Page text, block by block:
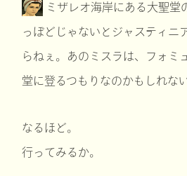
ミザレオ海岸にある大聖堂
っぽどじゃないとジャスティニ
らねぇ。あのミスラは、フォミ
堂に登るつもりなのかもしれな
なるほど。
行ってみるか。